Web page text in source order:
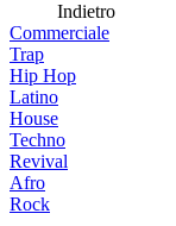
Indietro
Commerciale
Trap
Hip Hop
Latino
House
Techno
Revival
Afro
Rock